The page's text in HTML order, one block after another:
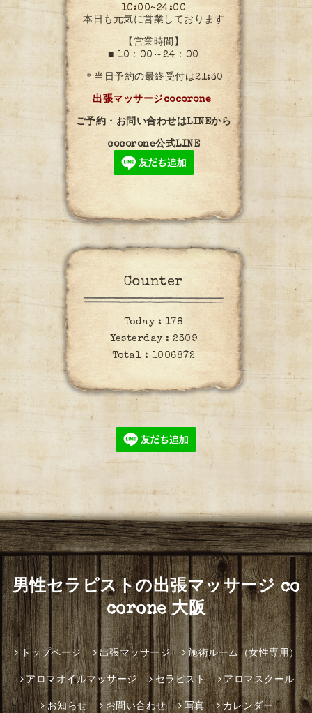
10:00~24:00
本日も元気に営業しております
【営業時間】
■ 10：00～24：00
＊当日予約の最終受付は21:30
出張マッサージcocorone
ご予約・お問い合わせはLINEから
cocorone公式LINE
Counter
Today : 178
Yesterday : 2309
Total : 1006872
男性セラピストの出張マッサージ co
corone 大阪
トップページ 出張マッサージ 施術ルーム（女性専用）
アロマオイルマッサージ セラピスト アロマスクール
お知らせ お問い合わせ 写真 カレンダー